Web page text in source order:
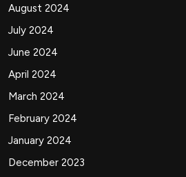
August 2024
July 2024
June 2024
April 2024
March 2024
February 2024
January 2024
December 2023